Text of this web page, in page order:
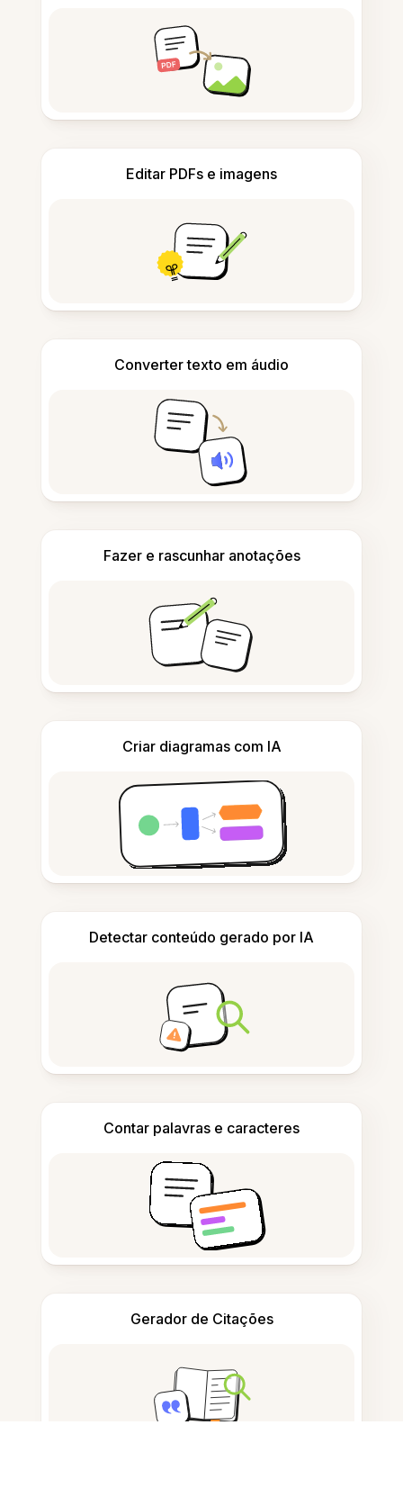
Editar PDFs e imagens
Converter texto em áudio
Fazer e rascunhar anotações
Criar diagramas com IA
Detectar conteúdo gerado por IA
Contar palavras e caracteres
Gerador de Citações